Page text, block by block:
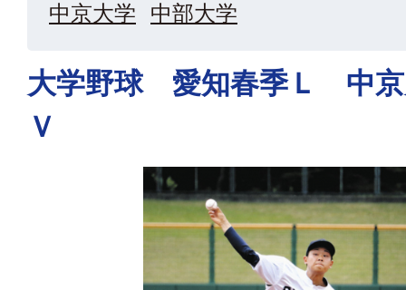
中京大学
中部大学
大学野球 愛知春季Ｌ 中京
Ｖ